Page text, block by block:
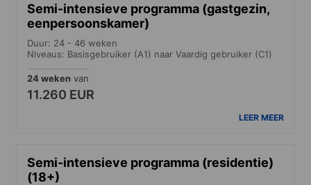
Semi-intensieve programma (gastgezin,
eenpersoonskamer)
Duur: 24 - 46 weken
Niveaus: Basisgebruiker (A1) naar Vaardig gebruiker (C1)
24 weken van
11.260 EUR
LEER MEER
Semi-intensieve programma (residentie)
(18+)